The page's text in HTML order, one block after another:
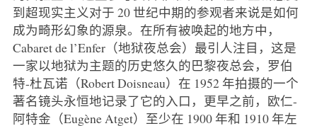
到超现实主义对于 20 世纪中期的参观者来说是如何
成为畸形幻象的源泉。在所有被唤起的地方中，
Cabaret de l’Enfer（地狱夜总会）最引人注目，这是
一家以地狱为主题的历史悠久的巴黎夜总会，罗伯
特-杜瓦诺（Robert Doisneau）在 1952 年拍摄的一个
著名镜头永恒地记录了它的入口，更早之前，欧仁-
阿特金（Eugène Atget）至少在 1900 年和 1910 年左